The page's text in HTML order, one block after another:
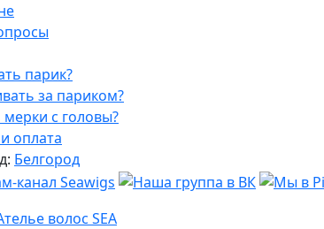
парик?
за париком?
мерки с головы?
оплата
Белгород